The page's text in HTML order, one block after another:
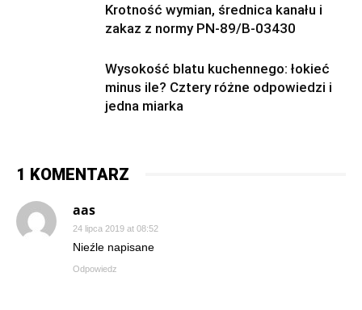
Krotność wymian, średnica kanału i
zakaz z normy PN-89/B-03430
Wysokość blatu kuchennego: łokieć
minus ile? Cztery różne odpowiedzi i
jedna miarka
1 KOMENTARZ
aas
24 lipca 2019 at 08:52
Nieźle napisane
Odpowiedz